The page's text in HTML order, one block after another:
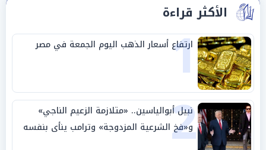
الأكثر قراءة
1
ارتفاع أسعار الذهب اليوم الجمعة في مصر
2
نبيل أبوالياسين.. «متلازمة الزعيم الناجي»
و«فخ الشرعية المزدوجة» وترامب ينأى بنفسه
وحليفه في «ميتم استراتيجي»